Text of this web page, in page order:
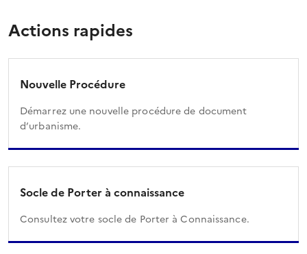
Actions rapides
Nouvelle Procédure
Démarrez une nouvelle procédure de document
d’urbanisme.
Socle de Porter à connaissance
Consultez votre socle de Porter à Connaissance.